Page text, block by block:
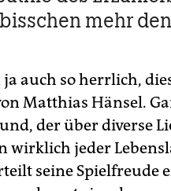
mehr
ja auch so herrlich,
Matthias Hänsel.
der über diverse
wirklich jeder
seine